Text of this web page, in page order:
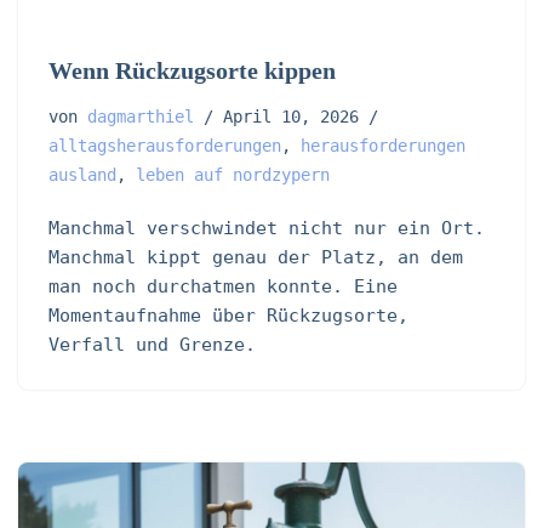
Wenn Rückzugsorte kippen
von dagmarthiel
April 10, 2026
alltagsherausforderungen,
herausforderungen
ausland , leben auf nordzypern
Manchmal verschwindet nicht nur ein Ort.
Manchmal kippt genau der Platz, an dem
man noch durchatmen konnte. Eine
Momentaufnahme über Rückzugsorte,
Verfall und Grenze.